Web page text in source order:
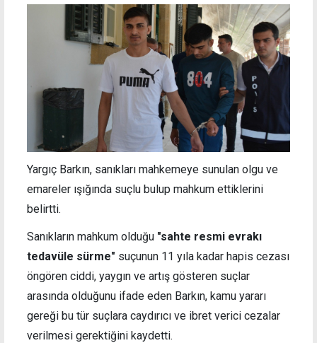
Yargıç Barkın, sanıkları mahkemeye sunulan olgu ve
emareler ışığında suçlu bulup mahkum ettiklerini
belirtti.
Sanıkların mahkum olduğu "sahte resmi evrakı
tedavüle sürme" suçunun 11 yıla kadar hapis cezası
öngören ciddi, yaygın ve artış gösteren suçlar
arasında olduğunu ifade eden Barkın, kamu yararı
gereği bu tür suçlara caydırıcı ve ibret verici cezalar
verilmesi gerektiğini kaydetti.